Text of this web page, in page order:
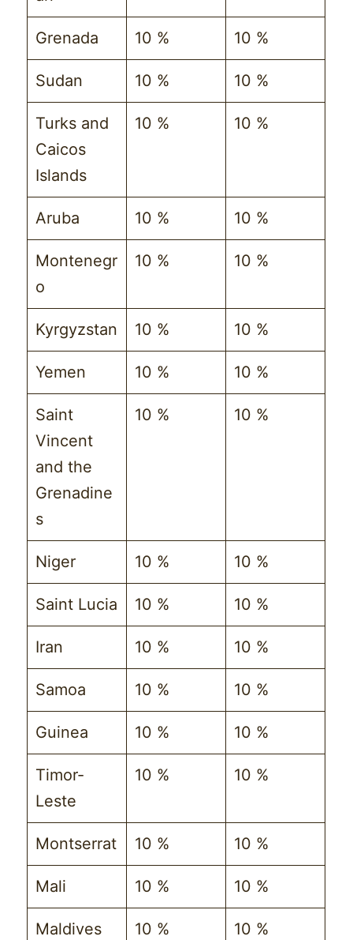
Grenada 10 % 10 %
Sudan 10 % 10 %
Turks and
Caicos
Islands
10 % 10 %
Aruba 10 % 10 %
Montenegr
o
10 % 10 %
Kyrgyzstan 10 % 10 %
Yemen 10 % 10 %
Saint
Vincent
and the
Grenadine
s
10 % 10 %
Niger 10 % 10 %
Saint Lucia 10 % 10 %
Iran 10 % 10 %
Samoa 10 % 10 %
Guinea 10 % 10 %
Timor-
Leste
10 % 10 %
Montserrat 10 % 10 %
Mali 10 % 10 %
Maldives 10 % 10 %